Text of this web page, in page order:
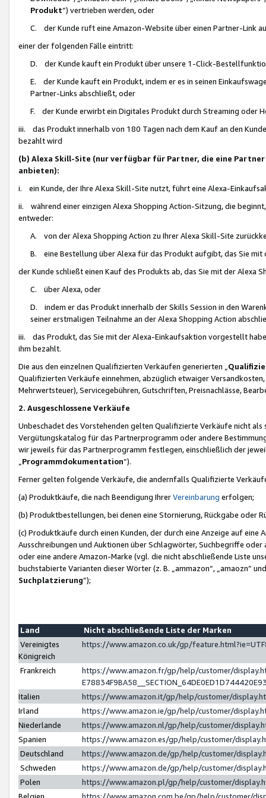
Produkt“) vertrieben werden, oder
C. der Kunde ruft eine Amazon-Website über einen Partner-Link
einer der folgenden Fälle eintritt:
D. der Kunde kauft ein Produkt über unsere 1-Click-
E. der Kunde kauft ein Produkt, indem er es in seinen
Partner-Links abschließt, oder
F. der Kunde erwirbt ein Digitales Produkt durch Streaming oder
iii. das Produkt innerhalb von 180 Tagen nach dem Kauf an den
bezahlt wird
(b) Alexa Skill-Site (nur verfügbar für Partner, die eine
anbieten):
i. ein Kunde, der Ihre Alexa Skill-Site nutzt, führt eine Alexa-
ii. während einer einzigen Alexa Shopping Action-Sitzung, die
entweder:
A. von der Alexa Shopping Action zu Ihrer Alexa Skill-Site
B. eine Bestellung über Alexa für das Produkt aufgibt, das Sie mit
der Kunde schließt einen Kauf des Produkts ab, das Sie mit der Alexa
C. über Alexa, oder
D. indem er das Produkt innerhalb der Skills Session in den
seiner erstmaligen Teilnahme an der Alexa Shopping Action
iii. das Produkt, das Sie mit der Alexa-Einkaufsaktion vorgestellt
ihm bezahlt.
Die aus den einzelnen Qualifizierten Verkäufen generierten „
Qualifizierten Verkäufe einnehmen, abzüglich etwaiger
Mehrwertsteuer), Servicegebühren, Gutschriften, Preisnachlässe,
2. Ausgeschlossene Verkäufe
Unbeschadet des Vorstehenden gelten Qualifizierte Verkäufe nicht
Vergütungskatalog für das Partnerprogramm oder andere
wir jeweils für das Partnerprogramm festlegen, einschließlich der
Programmdokumentation“).
Ferner gelten folgende Verkäufe, die andernfalls Qualifizierte
(a) Produktkäufe, die nach Beendigung IhrerVereinbarung erfolgen;
(b) Produktbestellungen, bei denen eine Stornierung, Rückgabe oder
(c) Produktkäufe durch einen Kunden, der durch eine Anzeige auf
Ausschreibungen und Auktionen über Schlagwörter, Suchbegriffe
oder eine andere Amazon-Marke (vgl. die nicht abschließende Liste
buchstabierte Varianten dieser Wörter (z. B. „ammazon“, „amaozn“
Suchplatzierung”);
Land
Nicht abschließende Liste der Marken
Vereinigtes
Königreich
https://www.amazon.co.uk/gp/
Frankreich
https://www.amazon.fr/gp/help/customer/
Italien
https://www.amazon.it/gp/help/customer/
Irland
https://www.amazon.ie/gp/help/customer/
Niederlande
https://www.amazon.nl/gp/help/customer/
Spanien
https://www.amazon.es/gp/help/customer/
Deutschland
https://www.amazon.de/gp/help/customer/
Schweden
https://www.amazon.de/gp/help/customer/
Polen
https://www.amazon.pl/gp/help/customer/
Belgien
https://www.amazon.com.be/gp/help/customer/